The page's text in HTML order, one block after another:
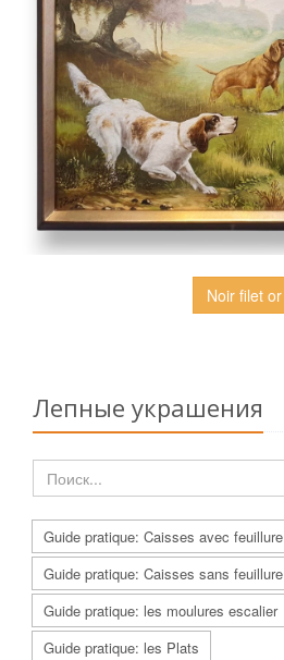
Noir filet or
Лепные украшения
Guide pratique: Caisses avec feuillure
Guide pratique: Caisses sans feuillure
Guide pratique: les moulures escalier
Guide pratique: les Plats